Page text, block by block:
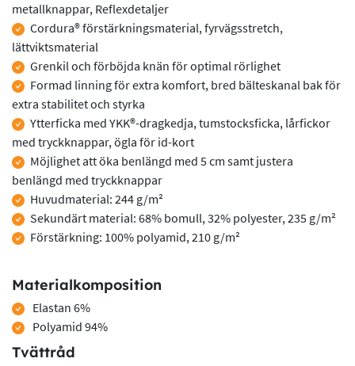
metallknappar, Reflexdetaljer
Cordura® förstärkningsmaterial, fyrvägsstretch,
lättviktsmaterial
Grenkil och förböjda knän för optimal rörlighet
Formad linning för extra komfort, bred bälteskanal bak för
extra stabilitet och styrka
Ytterficka med YKK®-dragkedja, tumstocksficka, lårfickor
med tryckknappar, ögla för id-kort
Möjlighet att öka benlängd med 5 cm samt justera
benlängd med tryckknappar
Huvudmaterial: 244 g/m²
Sekundärt material: 68% bomull, 32% polyester, 235 g/m²
Förstärkning: 100% polyamid, 210 g/m²
Materialkomposition
Elastan 6%
Polyamid 94%
Tvättråd